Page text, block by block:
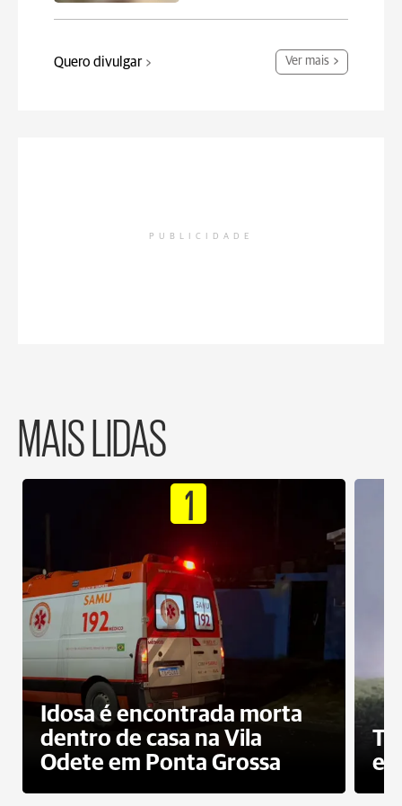
Quero divulgar Ver mais
PUBLICIDADE
MAIS LIDAS
1
Idosa é encontrada morta
dentro de casa na Vila
Odete em Ponta Grossa
e